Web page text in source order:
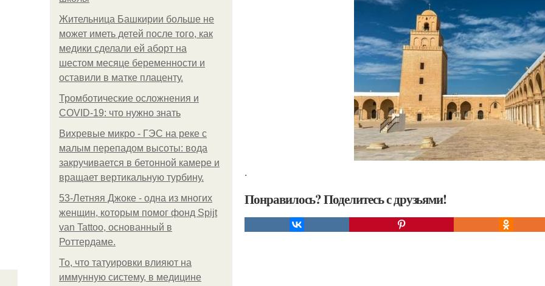
Жительница Башкирии больше не
может иметь детей после того, как
медики сделали ей аборт на
шестом месяце беременности и
оставили в матке плаценту.
Тромботические осложнения и
COVID-19: что нужно знать
Вихревые микро - ГЭС на реке с
малым перепадом высоты: вода
закручивается в бетонной камере и
вращает вертикальную турбину.
53-Летняя Джоке - одна из многих
женщин, которым помог фонд Spijt
van Tattoo, основанный в
Роттердаме.
То, что татуировки влияют на
иммунную систему, в медицине
.
Понравилось? Поделитесь с друзьями!